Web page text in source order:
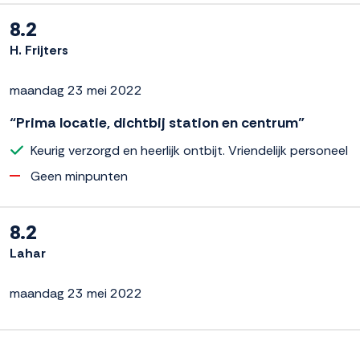
8.2
H. Frijters
maandag 23 mei 2022
“Prima locatie, dichtbij station en centrum”
Keurig verzorgd en heerlijk ontbijt. Vriendelijk personeel
Geen minpunten
8.2
Lahar
maandag 23 mei 2022